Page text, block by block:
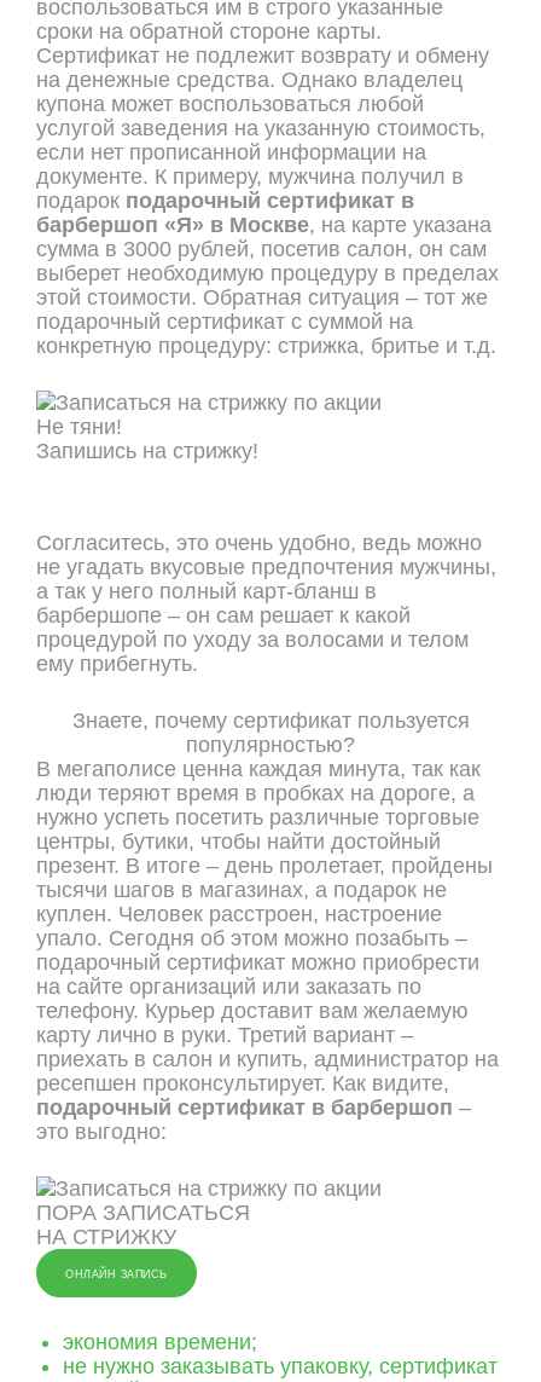
воспользоваться им в строго указанные
сроки на обратной стороне карты.
Сертификат не подлежит возврату и обмену
на денежные средства. Однако владелец
купона может воспользоваться любой
услугой заведения на указанную стоимость,
если нет прописанной информации на
документе. К примеру, мужчина получил в
подарок подарочный сертификат в
барбершоп «Я» в Москве, на карте указана
сумма в 3000 рублей, посетив салон, он сам
выберет необходимую процедуру в пределах
этой стоимости. Обратная ситуация – тот же
подарочный сертификат с суммой на
конкретную процедуру: стрижка, бритье и т.д.
Не тяни!
Запишись на стрижку!
Согласитесь, это очень удобно, ведь можно
не угадать вкусовые предпочтения мужчины,
а так у него полный карт-бланш в
барбершопе – он сам решает к какой
процедурой по уходу за волосами и телом
ему прибегнуть.
Знаете, почему сертификат пользуется
популярностью?
В мегаполисе ценна каждая минута, так как
люди теряют время в пробках на дороге, а
нужно успеть посетить различные торговые
центры, бутики, чтобы найти достойный
презент. В итоге – день пролетает, пройдены
тысячи шагов в магазинах, а подарок не
куплен. Человек расстроен, настроение
упало. Сегодня об этом можно позабыть –
подарочный сертификат можно приобрести
на сайте организаций или заказать по
телефону. Курьер доставит вам желаемую
карту лично в руки. Третий вариант –
приехать в салон и купить, администратор на
ресепшен проконсультирует. Как видите,
подарочный сертификат в барбершоп –
это выгодно:
ПОРА ЗАПИСАТЬСЯ
НА СТРИЖКУ
ОНЛАЙН ЗАПИСЬ
экономия времени;
не нужно заказывать упаковку, сертификат